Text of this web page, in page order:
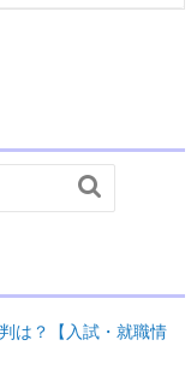

は？【入試・就職情